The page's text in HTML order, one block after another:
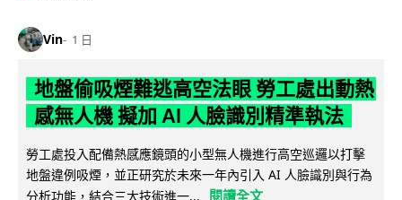
Vin 1 日
地盤偷吸煙難逃高空法眼 勞工處出動熱
感無人機 擬加 AI 人臉識別精準執法
勞工處投入配備熱感應鏡頭的小型無人機進行高空巡邏以打擊
地盤違例吸煙，並正研究於未來一年內引入 AI 人臉識別與行為
分析功能，結合三大技術進一...
閱讀全文